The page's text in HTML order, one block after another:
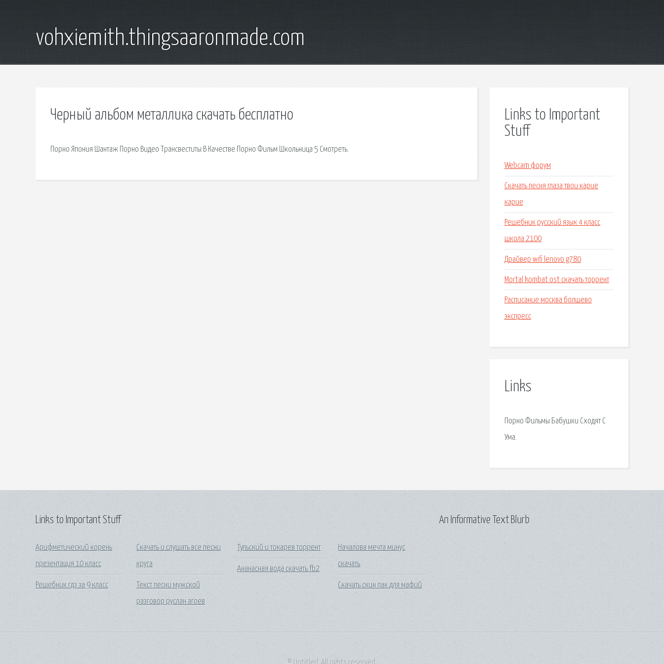
vohxiemith.thingsaaronmade.com
Черный альбом металлика скачать бесплатно
Порно Япония Шантаж Порно Видео Трансвеститы В Качестве Порно Фильм Школьница 5 Смотреть.
Links to Important
Stuff
Webcam форум
Скачать песня глаза твои карие
карие
Решебник русский язык 4 класс
школа 2100
Драйвер wifi lenovo g780
Mortal kombat ost скачать торрент
Расписание москва болшево
экспресс
Links
Порно Фильмы Бабушки Сходят С
Ума.
Links to Important Stuff
Арифметический корень
презентация 10 класс
Решебник гдз за 9 класс
Скачать и слушать все песни
круга
Текст песни мужской
разговор руслан агоев
Тульский и токарев торрент
Ананасная вода скачать fb2
Началова мечта минус
скачать
Скачать скин пак для мафий
An Informative Text Blurb